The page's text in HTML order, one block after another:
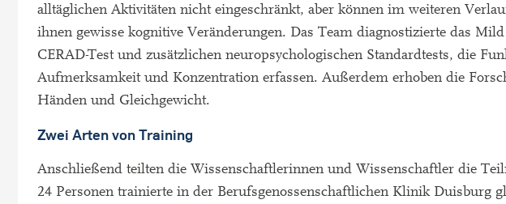
alltäglichen Aktivitäten nicht eingeschränkt, aber können im weiteren
ihnen gewisse kognitive Veränderungen. Das Team diagnostizierte das
CERAD-Test und zusätzlichen neuropsychologischen Standardtests, die
Aufmerksamkeit und Konzentration erfassen. Außerdem erhoben die
Händen und Gleichgewicht.
Zwei Arten von Training
Anschließend teilten die Wissenschaftlerinnen und Wissenschaftler die
24 Personen trainierte in der Berufsgenossenschaftlichen Klinik Duisburg